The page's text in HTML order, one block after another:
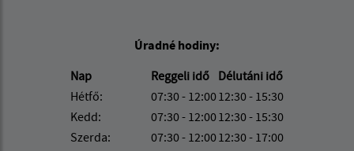
Úradné hodiny:
Nap
Reggeli idő Délutáni idő
Hétfő:
07:30 - 12:0012:30 - 15:30
Kedd:
07:30 - 12:0012:30 - 15:30
Szerda:
07:30 - 12:0012:30 - 17:00